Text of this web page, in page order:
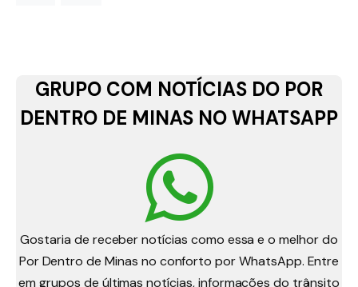
GRUPO COM NOTÍCIAS DO POR
DENTRO DE MINAS NO WHATSAPP
Gostaria de receber notícias como essa e o melhor do
Por Dentro de Minas no conforto por WhatsApp. Entre
em grupos de últimas notícias, informações do trânsito